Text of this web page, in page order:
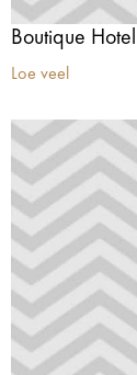
Boutique
Loe veel